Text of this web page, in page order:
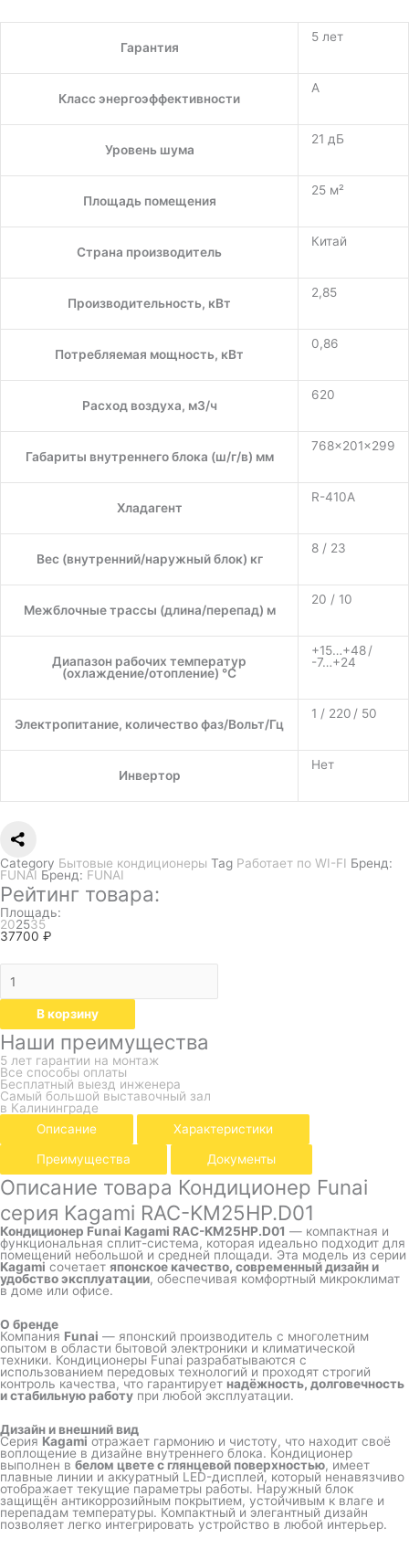
Гарантия
5 лет
Класс энергоэффективности
A
Уровень шума
21 дБ
Площадь помещения
25 м²
Страна производитель
Китай
Производительность, кВт
2,85
Потребляемая мощность, кВт
0,86
Расход воздуха, м3/ч
620
Габариты внутреннего блока (ш/г/в) мм
768×201×299
Хладагент
R-410A
Вес (внутренний/наружный блок) кг
8 / 23
Межблочные трассы (длина/перепад) м
20 / 10
Диапазон рабочих температур
(охлаждение/отопление) °C
+15…+48 /
-7…+24
Электропитание, количество фаз/Вольт/Гц
1 / 220 / 50
Инвертор
Нет
Category Бытовые кондиционеры Tag Работает по WI-FI Бренд:
FUNAI Бренд: FUNAI
Рейтинг товара:
Площадь:
202535
37700 ₽
В корзину
Наши преимущества
5 лет гарантии на монтаж
Все способы оплаты
Бесплатный выезд инженера
Самый большой выставочный зал
в Калининграде
Описание
Характеристики
Преимущества Документы
Описание товара Кондиционер Funai
серия Kagami RAC-KM25HP.D01
Кондиционер Funai Kagami RAC-KM25HP.D01 — компактная и
функциональная сплит-система, которая идеально подходит для
помещений небольшой и средней площади. Эта модель из серии
Kagami сочетает японское качество, современный дизайн и
удобство эксплуатации, обеспечивая комфортный микроклимат
в доме или офисе.
О бренде
Компания Funai — японский производитель с многолетним
опытом в области бытовой электроники и климатической
техники. Кондиционеры Funai разрабатываются с
использованием передовых технологий и проходят строгий
контроль качества, что гарантирует надёжность, долговечность
и стабильную работу при любой эксплуатации.
Дизайн и внешний вид
Серия Kagami отражает гармонию и чистоту, что находит своё
воплощение в дизайне внутреннего блока. Кондиционер
выполнен в белом цвете с глянцевой поверхностью, имеет
плавные линии и аккуратный LED-дисплей, который ненавязчиво
отображает текущие параметры работы. Наружный блок
защищён антикоррозийным покрытием, устойчивым к влаге и
перепадам температуры. Компактный и элегантный дизайн
позволяет легко интегрировать устройство в любой интерьер.